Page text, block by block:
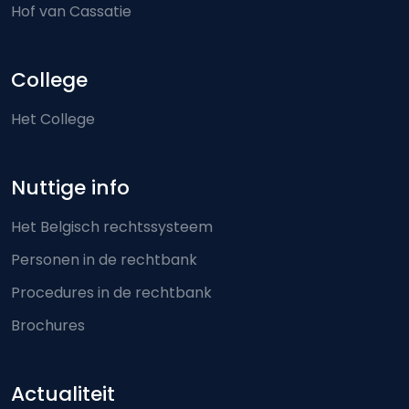
Hof van Cassatie
College
Het College
Nuttige info
Het Belgisch rechtssysteem
Personen in de rechtbank
Procedures in de rechtbank
Brochures
Actualiteit